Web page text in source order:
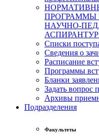
ПРОГРАММЫ
НАУЧНО-
Списки
Сведения о
Расписание
Программы
Бланки
Задать вопрос
Архивы
Подразделения
Факультеты